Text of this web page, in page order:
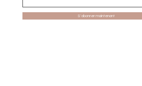
S`abonner maintenant